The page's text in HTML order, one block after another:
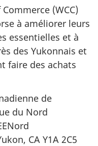
(WCC)
à améliorer leurs
essentielles et à
des Yukonnais et
faire des achats
de
du Nord
CA Y1A 2C5